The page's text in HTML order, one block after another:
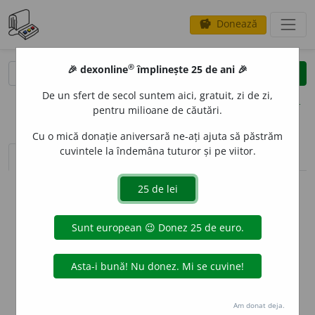
savings Donează
clear
opțiuni
sinteza definițiilor (1) definiții (1) declinări
info
Aceste definiții sunt compilate de
echipa dexonline. Definițiile
originale se află pe filadefiniții.
preferințe
🎉 dexonline® împlinește 25 de ani 🎉
De un sfert de secol suntem aici, gratuit, zi de zi,
pentru milioane de căutări.
Cu o mică donație aniversară ne-ați ajuta să păstrăm
cuvintele la îndemâna tuturor și pe viitor.
Am donat deja.